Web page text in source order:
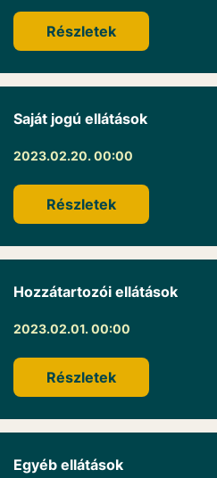
Részletek
Saját jogú ellátások
2023.02.20. 00:00
Részletek
Hozzátartozói ellátások
2023.02.01. 00:00
Részletek
Egyéb ellátások